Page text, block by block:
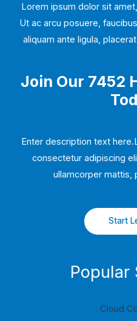
Lorem ipsum dolor sit
Ut ac arcu posuere,
aliquam ante ligula,
Join Our 7452
Enter description text
consectetur adipiscing
ullamcorper mattis,
Start
Popular
Cloud